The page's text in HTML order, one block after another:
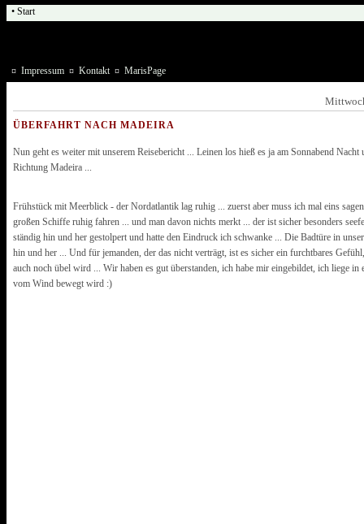
¤ Impressum ¤ Kontakt¤ MarisPage
ÜBERFAHRT NACH MADEIRA
Nun geht es weiter mit unserem Reisebericht ... Leinen los hieß es ja am Sonnabend Nacht
Richtung Madeira ...
Frühstück mit Meerblick - der Nordatlantik lag ruhig ... zuerst aber muss ich mal eins
großen Schiffe ruhig fahren ... und man davon nichts merkt ... der ist sicher besonders
ständig hin und her gestolpert und hatte den Eindruck ich schwanke ... Die Badtüre in
hin und her ... Und für jemanden, der das nicht verträgt, ist es sicher ein furchtbares
auch noch übel wird ... Wir haben es gut überstanden, ich habe mir eingebildet, ich liege in
vom Wind bewegt wird :)
• Start